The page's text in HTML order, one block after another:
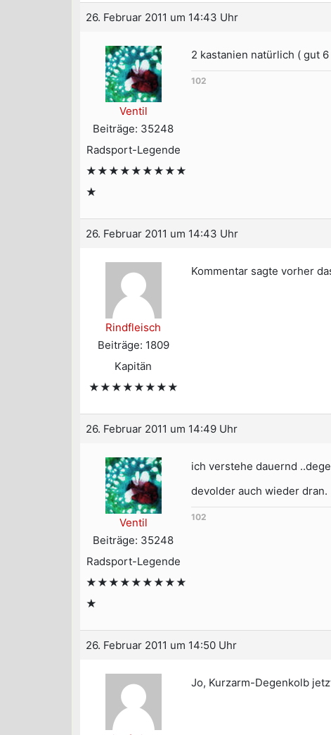
26. Februar 2011 um 14:43 Uhr
Ventil
Beiträge: 35248
Radsport-Legende
★★★★★★★★★
★
2 kastanien natürlich ( gut 6
102
26. Februar 2011 um 14:43 Uhr
Rindfleisch
Beiträge: 1809
Kapitän
★★★★★★★★
Kommentar sagte vorher
26. Februar 2011 um 14:49 Uhr
Ventil
Beiträge: 35248
Radsport-Legende
★★★★★★★★★
★
ich verstehe dauernd
devolder auch wieder dran.
102
26. Februar 2011 um 14:50 Uhr
Jo, Kurzarm-Degenkolb